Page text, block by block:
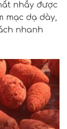
nhầy được
mạc dạ dày,
nhanh